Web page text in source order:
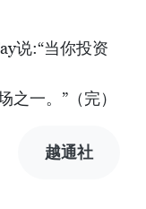
说:“当你投资
一。”（完）
越通社